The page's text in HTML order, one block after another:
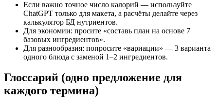
Если важно точное число калорий — используйте
ChatGPT только для макета, а расчёты делайте через
калькулятор БД нутриентов.
Для экономии: просите «составь план на основе 7
базовых ингредиентов».
Для разнообразия: попросите «вариации» — 3 варианта
одного блюда с заменой 1–2 ингредиентов.
Глоссарий (одно предложение для
каждого термина)